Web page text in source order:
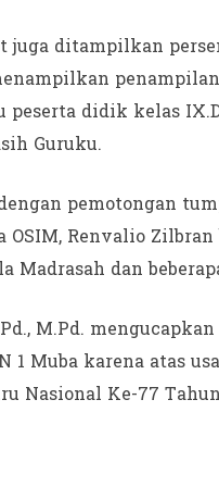
juga ditampilkan
didik kelas
Guruku.
pemotongan
Renvalio
Madrasah dan
M.Pd.
1 Muba karena atas
Nasional Ke-77